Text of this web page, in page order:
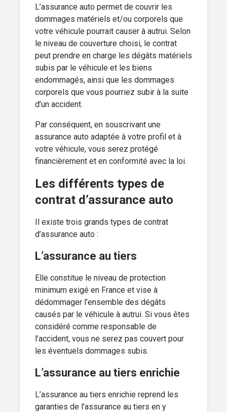
L’assurance auto permet de couvrir les
dommages matériels et/ou corporels que
votre véhicule pourrait causer à autrui. Selon
le niveau de couverture choisi, le contrat
peut prendre en charge les dégâts matériels
subis par le véhicule et les biens
endommagés, ainsi que les dommages
corporels que vous pourriez subir à la suite
d’un accident.
Par conséquent, en souscrivant une
assurance auto adaptée à votre profil et à
votre véhicule, vous serez protégé
financièrement et en conformité avec la loi.
Les différents types de
contrat d’assurance auto
Il existe trois grands types de contrat
d’assurance auto :
L’assurance au tiers
Elle constitue le niveau de protection
minimum exigé en France et vise à
dédommager l’ensemble des dégâts
causés par le véhicule à autrui. Si vous êtes
considéré comme responsable de
l’accident, vous ne serez pas couvert pour
les éventuels dommages subis.
L’assurance au tiers enrichie
L’assurance au tiers enrichie reprend les
garanties de l’assurance au tiers en y